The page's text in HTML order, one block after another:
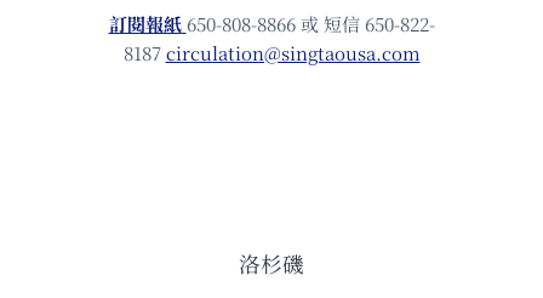
訂閱報紙 650-808-8866 或 短信 650-822-
8187circulation@singtaousa.com
洛杉磯